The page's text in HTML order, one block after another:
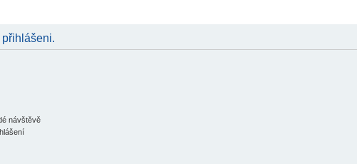
návštěvě